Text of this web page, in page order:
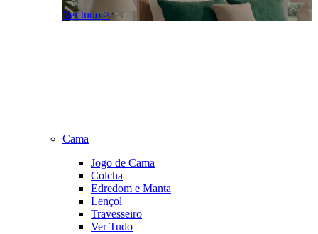
Ver tudo >
Cama
Jogo de Cama
Colcha
Edredom e Manta
Lençol
Travesseiro
Ver Tudo